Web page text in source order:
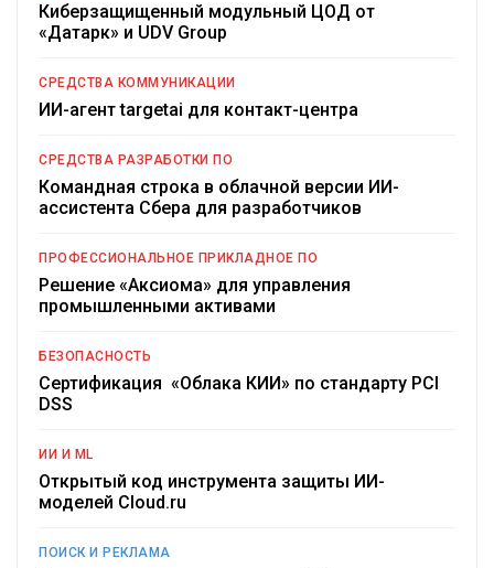
Киберзащищенный модульный ЦОД от
«Датарк» и UDV Group
СРЕДСТВА КОММУНИКАЦИИ
ИИ-агент targetai для контакт-центра
СРЕДСТВА РАЗРАБОТКИ ПО
Командная строка в облачной версии ИИ-
ассистента Сбера для разработчиков
ПРОФЕССИОНАЛЬНОЕ ПРИКЛАДНОЕ ПО
Решение «Аксиома» для управления
промышленными активами
БЕЗОПАСНОСТЬ
Сертификация «Облака КИИ» по стандарту PCI
DSS
ИИ И ML
Открытый код инструмента защиты ИИ-
моделей Cloud.ru
ПОИСК И РЕКЛАМА